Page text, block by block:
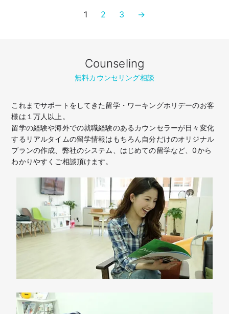
1 2 3 →
Counseling
無料カウンセリング相談
これまでサポートをしてきた留学・ワーキングホリデーのお客
様は１万人以上。
留学の経験や海外での就職経験のあるカウンセラーが日々変化
するリアルタイムの留学情報はもちろん自分だけのオリジナル
プランの作成、弊社のシステム、はじめての留学など、0から
わかりやすくご相談頂けます。